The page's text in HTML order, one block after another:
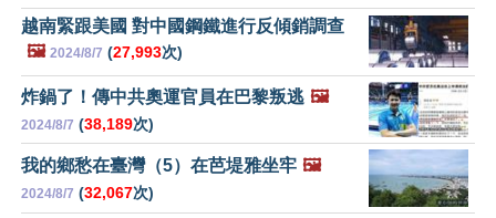
越南緊跟美國 對中國鋼鐵進行反傾銷調查
🖼️ 2024/8/7 (27,993次)
炸鍋了！傳中共奧運官員在巴黎叛逃 🖼️
2024/8/7 (38,189次)
我的鄉愁在臺灣（5）在芭堤雅坐牢 🖼️
2024/8/7 (32,067次)